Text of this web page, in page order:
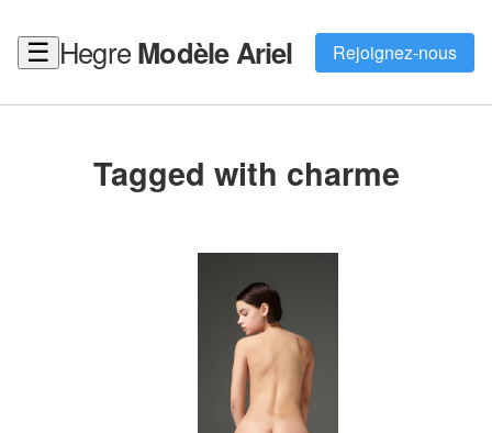
☰ HegreModèle Ariel Rejoignez-nous
Tagged with charme